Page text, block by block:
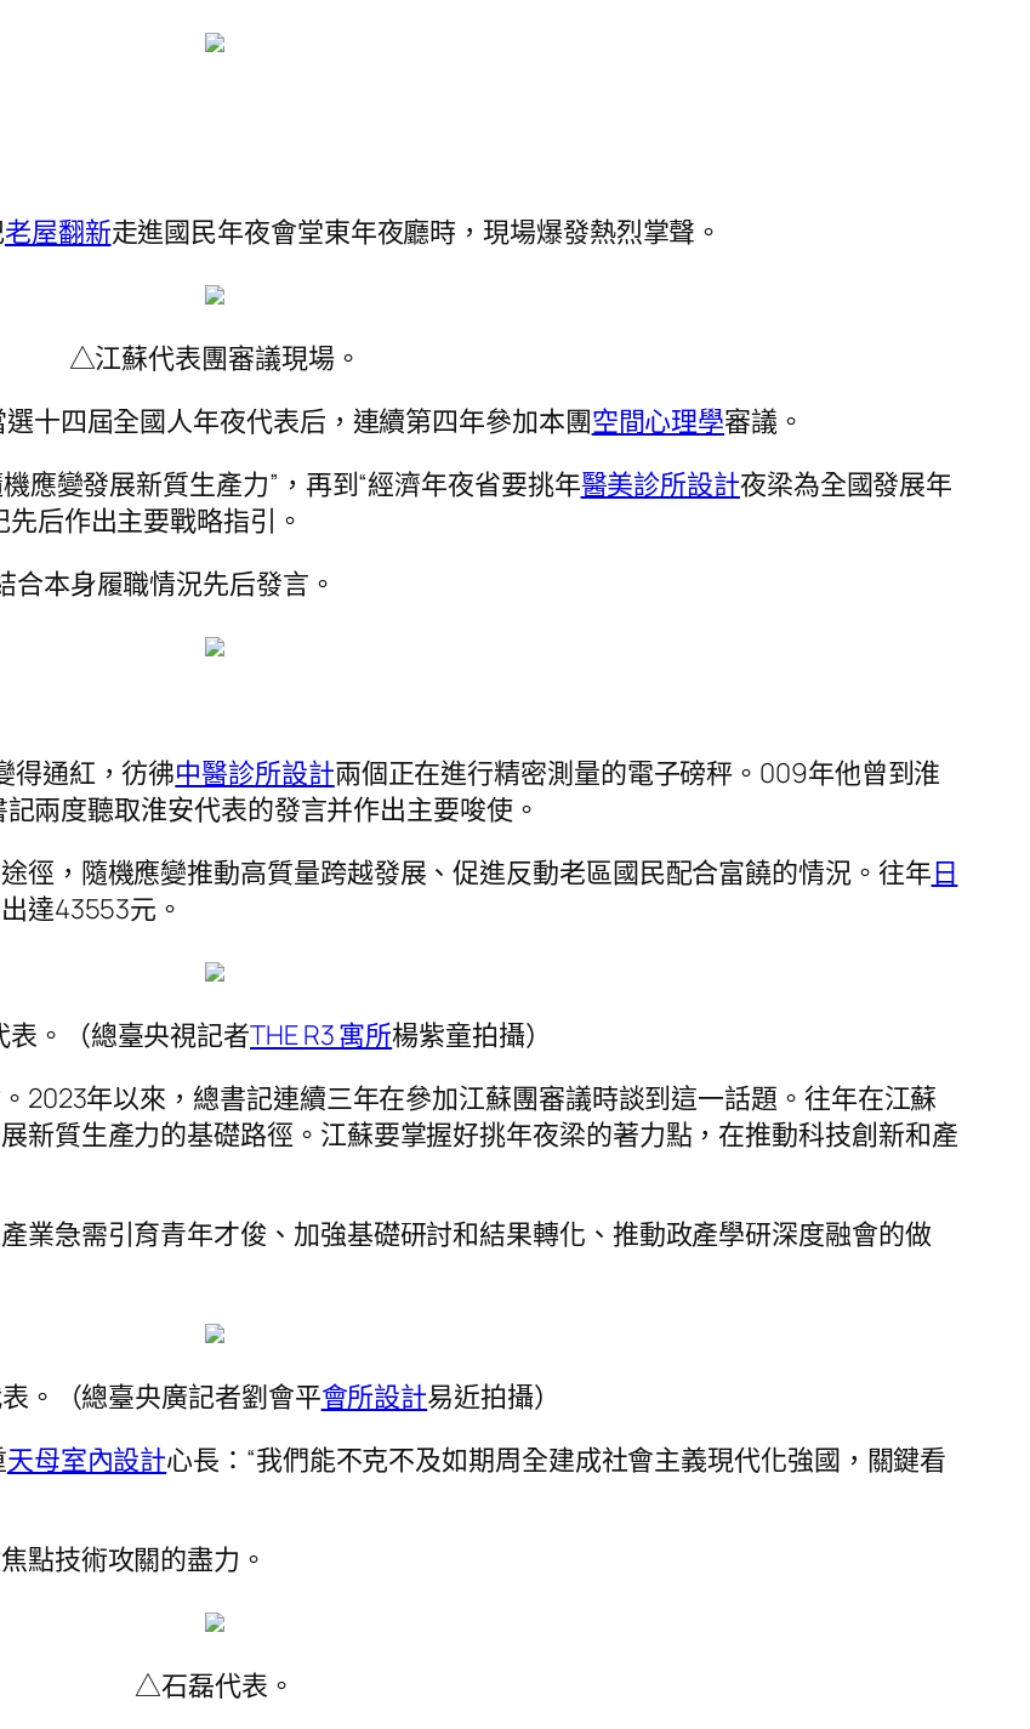
老屋翻新走進國民年夜會堂東年夜廳時，現場爆發熱烈掌聲。
△江蘇代表團審議現場。
十四屆全國人年夜代表后，連續第四年參加本團空間心理學審議。
應變發展新質生產力”，再到“經濟年夜省要挑年醫美診所設計夜梁為全國發展年
后作出主要戰略指引。
本身履職情況先后發言。
得通紅，彷彿中醫診所設計兩個正在進行精密測量的電子磅秤。009年他曾到淮
兩度聽取淮安代表的發言并作出主要唆使。
徑，隨機應變推動高質量跨越發展、促進反動老區國民配合富饒的情況。往年日
達43553元。
。（總臺央視記者THE R3 寓所楊紫童拍攝）
2023年以來，總書記連續三年在參加江蘇團審議時談到這一話題。往年在江蘇
新質生產力的基礎路徑。江蘇要掌握好挑年夜梁的著力點，在推動科技創新和產
業急需引育青年才俊、加強基礎研討和結果轉化、推動政產學研深度融會的做
。（總臺央廣記者劉會平會所設計易近拍攝）
天母室內設計心長：“我們能不克不及如期周全建成社會主義現代化強國，關鍵看
點技術攻關的盡力。
△石磊代表。